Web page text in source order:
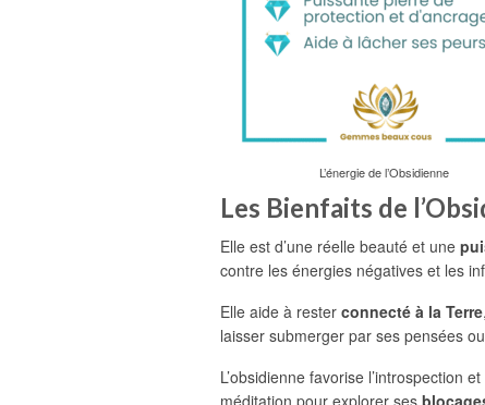
L’énergie de l’Obsidienne
Les Bienfaits de
Elle est d’une réelle beauté et une
contre les énergies négatives et les
Elle aide à rester connecté à la Terre
laisser submerger par ses pensées
L’obsidienne favorise l’introspection et
méditation pour explorer ses